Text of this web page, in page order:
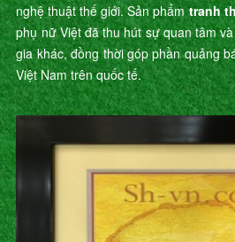
nghệ thuật thế giới. Sản phẩmtranh
phụ nữ Việt đã thu hút sự quan tâm
gia khác, đồng thời góp phần quảng
Việt Nam trên quốc tế.